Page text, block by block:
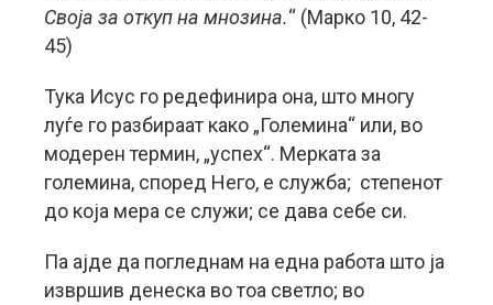
Своја за откуп на мнозина.“ (Марко 10, 42-
45)
Тука Исус го редефинира она, што многу
луѓе го разбираат како „Големина“ или, во
модерен термин, „успех“. Мерката за
големина, според Него, е служба; степенот
до која мера се служи; се дава себе си.
Па ајде да погледнам на една работа што ја
извршив денеска во тоа светло; во